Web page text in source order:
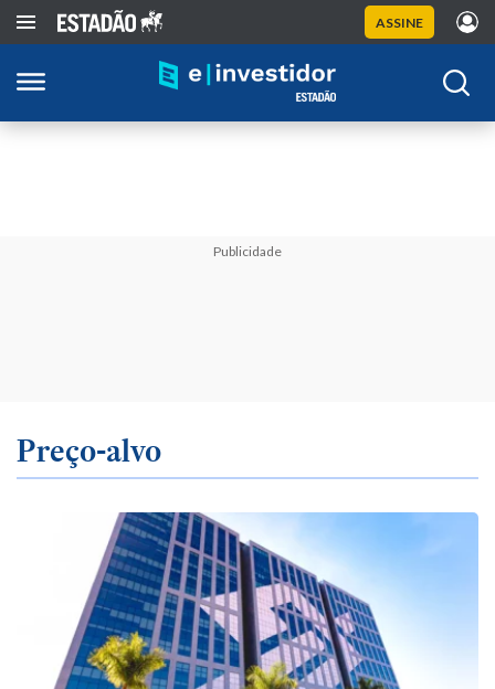
ASSINE
Publicidade
Preço-alvo